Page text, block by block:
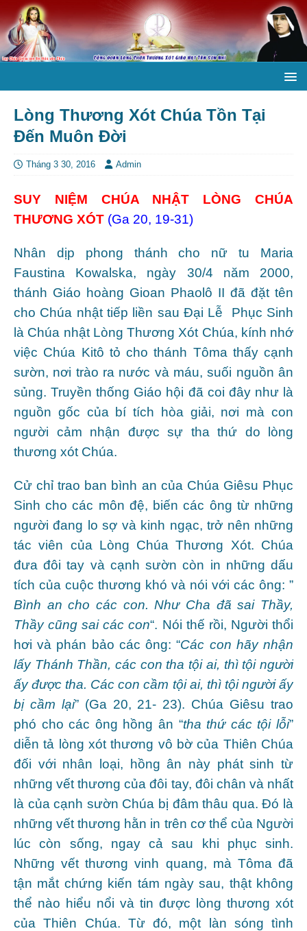
Lòng Thương Xót Chúa Tồn Tại
Đến Muôn Đời
Tháng 3 30, 2016 Admin
SUY NIỆM CHÚA NHẬT LÒNG CHÚA
THƯƠNG XÓT (Ga 20, 19-31)
Nhân dịp phong thánh cho nữ tu Maria
Faustina Kowalska, ngày 30/4 năm 2000,
thánh Giáo hoàng Gioan Phaolô II đã đặt tên
cho Chúa nhật tiếp liền sau Đại Lễ Phục Sinh
là Chúa nhật Lòng Thương Xót Chúa, kính nhớ
việc Chúa Kitô tỏ cho thánh Tôma thấy cạnh
sườn, nơi trào ra nước và máu, suối nguồn ân
sủng. Truyền thống Giáo hội đã coi đây như là
nguồn gốc của bí tích hòa giải, nơi mà con
người cảm nhận được sự tha thứ do lòng
thương xót Chúa.
Cử chỉ trao ban bình an của Chúa Giêsu Phục
Sinh cho các môn đệ, biến các ông từ những
người đang lo sợ và kinh ngạc, trở nên những
tác viên của Lòng Chúa Thương Xót. Chúa
đưa đôi tay và cạnh sườn còn in những dấu
tích của cuộc thương khó và nói với các ông: ”
Bình an cho các con. Như Cha đã sai Thầy,
Thầy cũng sai các con“. Nói thế rồi, Người thổi
hơi và phán bảo các ông: “Các con hãy nhận
lấy Thánh Thần, các con tha tội ai, thì tội người
ấy được tha. Các con cầm tội ai, thì tội người ấy
bị cầm lại” (Ga 20, 21- 23). Chúa Giêsu trao
phó cho các ông hồng ân “tha thứ các tội lỗi”
diễn tả lòng xót thương vô bờ của Thiên Chúa
đối với nhân loại, hồng ân này phát sinh từ
những vết thương của đôi tay, đôi chân và nhất
là của cạnh sườn Chúa bị đâm thâu qua. Đó là
những vết thương hằn in trên cơ thể của Người
lúc còn sống, ngay cả sau khi phục sinh.
Những vết thương vinh quang, mà Tôma đã
tận mắt chứng kiến tám ngày sau, thật không
thể nào hiểu nổi và tin được lòng thương xót
của Thiên Chúa. Từ đó, một làn sóng tình